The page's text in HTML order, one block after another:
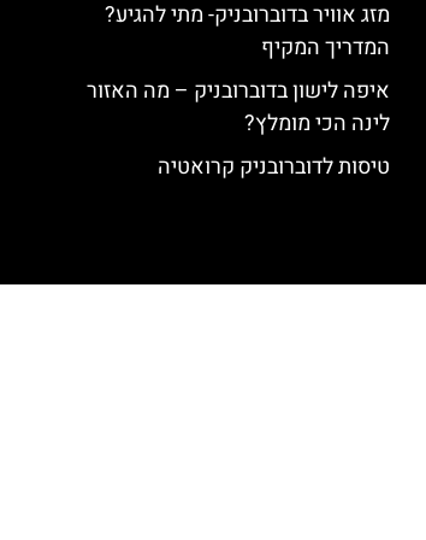
מזג אוויר בדוברובניק- מתי להגיע?
המדריך המקיף
איפה לישון בדוברובניק – מה האזור
לינה הכי מומלץ?
טיסות לדוברובניק קרואטיה